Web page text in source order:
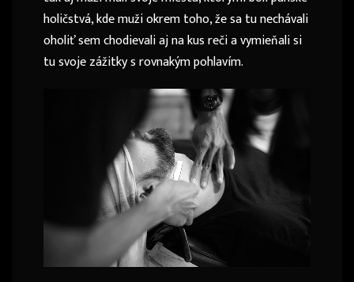
holičstvá, kde muži okrem toho, že sa tu nechávali
oholiť sem chodievali aj na kus reči a vymieňali si
tu svoje zážitky s rovnakým pohlavím.